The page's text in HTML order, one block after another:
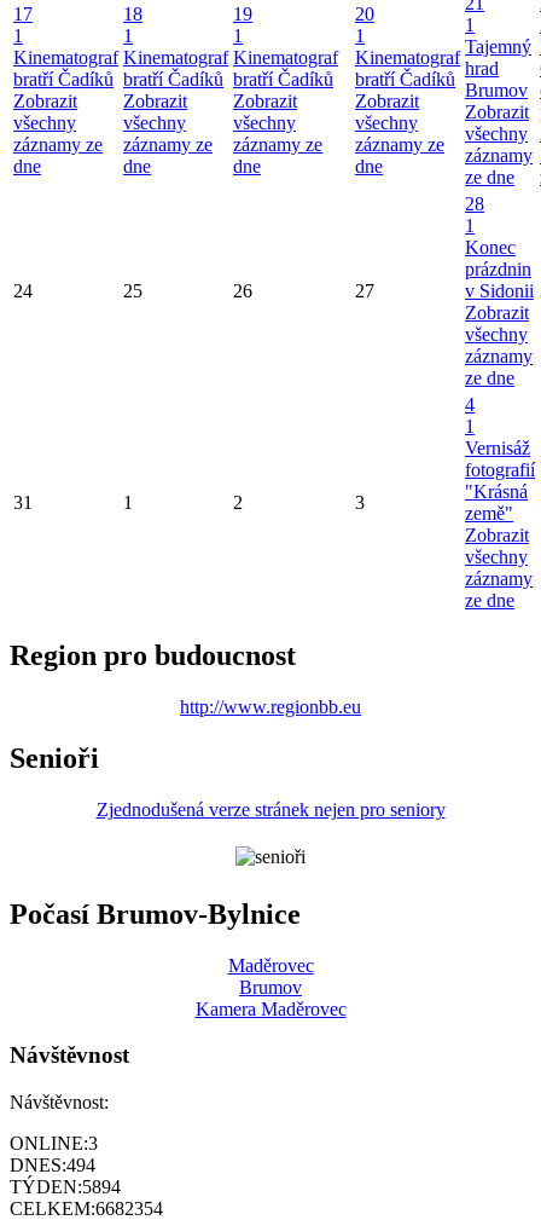
17
1
Kinematograf
bratří Čadíků
Zobrazit
všechny
záznamy ze
dne
18
1
Kinematograf
bratří Čadíků
Zobrazit
všechny
záznamy ze
dne
19
1
Kinematograf
bratří Čadíků
Zobrazit
všechny
záznamy ze
dne
20
1
Kinematograf
bratří Čadíků
Zobrazit
všechny
záznamy ze
dne
1
Tajemný
hrad
Brumov
Zobrazit
všechny
záznamy
ze dne
24 25 26 27
28
1
Konec
prázdnin
v Sidonii
Zobrazit
všechny
záznamy
ze dne
31 1 2 3
4
1
Vernisáž
fotografií
"Krásná
země"
Zobrazit
všechny
záznamy
ze dne
Region pro budoucnost
http://www.regionbb.eu
Senioři
Zjednodušená verze stránek nejen pro seniory
Počasí Brumov-Bylnice
Maděrovec
Brumov
Kamera Maděrovec
Návštěvnost
Návštěvnost:
ONLINE:3
DNES:494
TÝDEN:5894
CELKEM:6682354